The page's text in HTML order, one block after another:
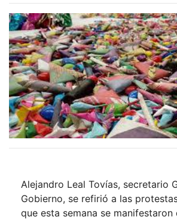
Alejandro Leal Tovías, secretario
Gobierno, se refirió a las
que esta semana se manifestaron